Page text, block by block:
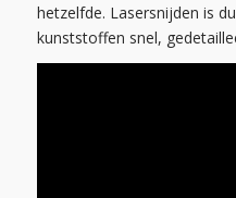
hetzelfde. Lasersnijden is
kunststoffen snel,